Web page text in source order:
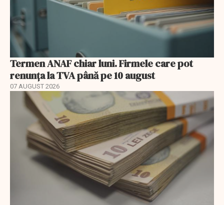
Termen ANAF chiar luni. Firmele care pot
renunța la TVA până pe 10 august
07 AUGUST 2026